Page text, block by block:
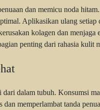
dan memicu noda
Aplikasikan ulang setiap
kolagen dan menjaga
penting dari rahasia kulit
dari dalam tubuh. Konsumsi
dan memperlambat tanda